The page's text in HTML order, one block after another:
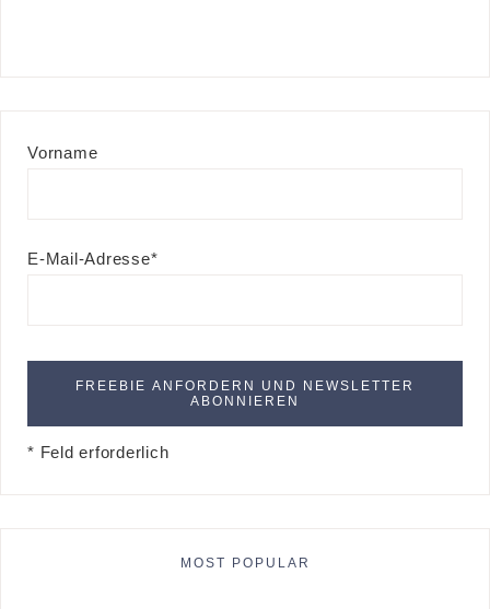
Vorname
E-Mail-Adresse*
* Feld erforderlich
MOST POPULAR